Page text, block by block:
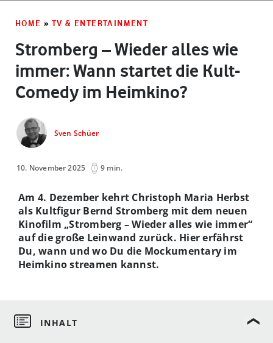
HOME » TV & ENTERTAINMENT
Stromberg – Wieder alles wie
immer: Wann startet die Kult-
Comedy im Heimkino?
Sven Schüer
10. November 2025 9 min.
Am 4. Dezember kehrt Christoph Maria Herbst
als Kultfigur Bernd Stromberg mit dem neuen
Kinofilm „Stromberg – Wieder alles wie immer“
auf die große Leinwand zurück. Hier erfährst
Du, wann und wo Du die Mockumentary im
Heimkino streamen kannst.